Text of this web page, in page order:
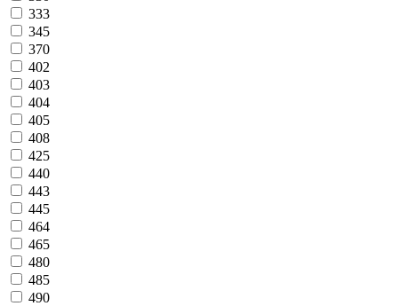
333
345
370
402
403
404
405
408
425
440
443
445
464
465
480
485
490